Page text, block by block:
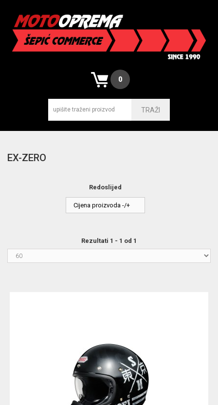
0
TRAŽI
EX-ZERO
Redoslijed
Cijena proizvoda -/+
Rezultati 1 - 1 od 1